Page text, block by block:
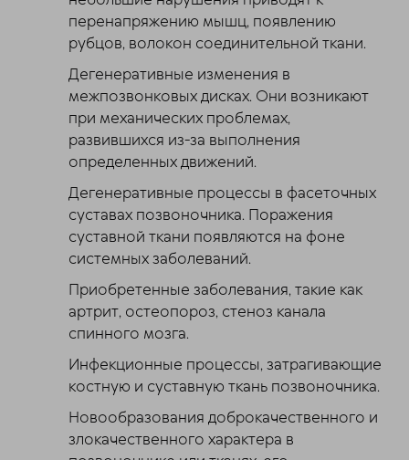
перенапряжению мышц, появлению
рубцов, волокон соединительной ткани.
Дегенеративные изменения в
межпозвонковых дисках. Они возникают
при механических проблемах,
развившихся из-за выполнения
определенных движений.
Дегенеративные процессы в фасеточных
суставах позвоночника. Поражения
суставной ткани появляются на фоне
системных заболеваний.
Приобретенные заболевания, такие как
артрит, остеопороз, стеноз канала
спинного мозга.
Инфекционные процессы, затрагивающие
костную и суставную ткань позвоночника.
Новообразования доброкачественного и
злокачественного характера в